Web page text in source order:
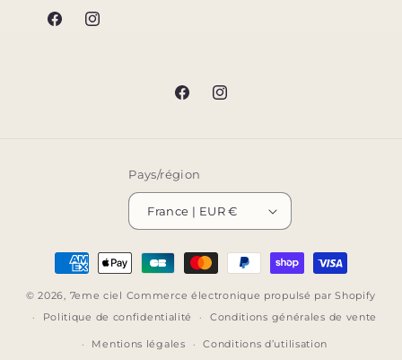
FacebookInstagram
FacebookInstagram
Pays/région
France | EUR €
Moyens
de
paiement
© 2026, 7eme ciel Commerce électronique propulsé par Shopify
Politique de confidentialité
Conditions générales de vente
Mentions légales Conditions d’utilisation